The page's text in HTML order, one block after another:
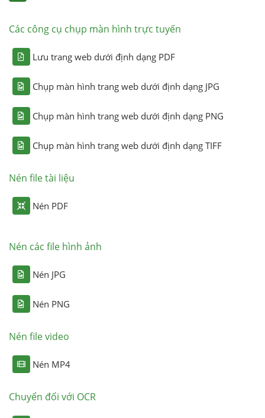
Các công cụ chụp màn hình trực tuyến
Lưu trang web dưới định dạng PDF
Chụp màn hình trang web dưới định dạng JPG
Chụp màn hình trang web dưới định dạng PNG
Chụp màn hình trang web dưới định dạng TIFF
Nén file tài liệu
Nén PDF
Nén các file hình ảnh
Nén JPG
Nén PNG
Nén file video
Nén MP4
Chuyển đổi với OCR